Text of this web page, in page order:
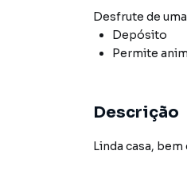
Desfrute de
Depósito
Permite
Descrição
Linda casa,